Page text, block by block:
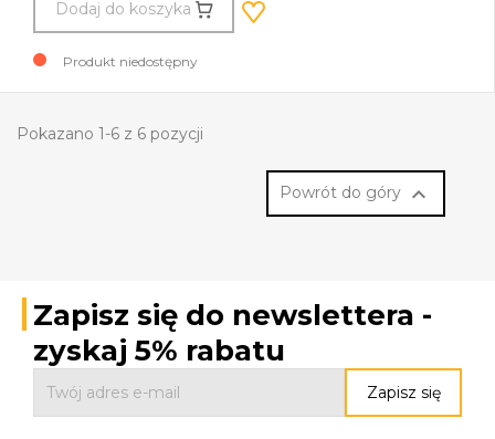
Dodaj do koszyka
Produkt niedostępny
Pokazano 1-6 z 6 pozycji
Powrót do góry 
Zapisz się do newslettera -
zyskaj 5% rabatu